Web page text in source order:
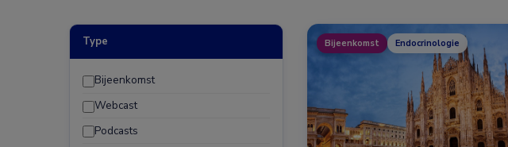
Type
Bijeenkomst
Webcast
Podcasts
Bijeenkomst Endocrinologie